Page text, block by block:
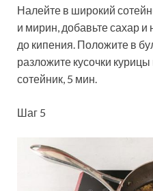
Налейте в широкий
и мирин, добавьте сахар
до кипения. Положите в
разложите кусочки курицы
сотейник, 5 мин.
Шаг 5